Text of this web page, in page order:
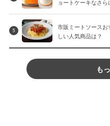
ョートケーキなさ
5
市販ミートソース
しい人気商品は？
も